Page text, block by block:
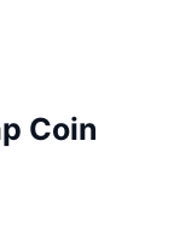
Coin